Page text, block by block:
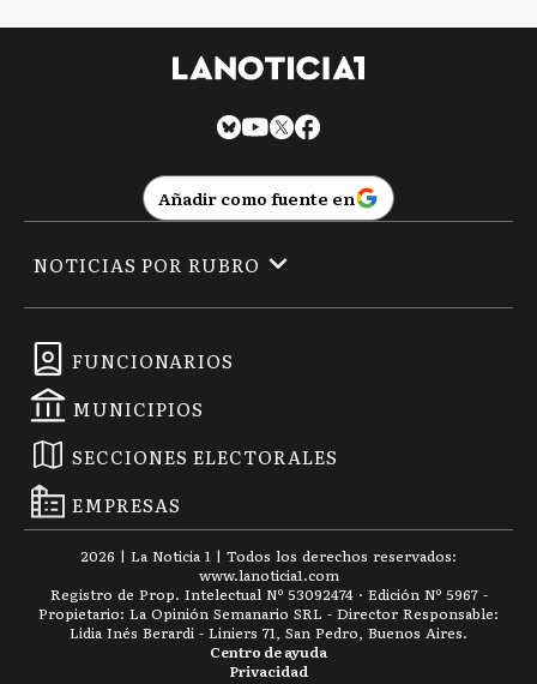
Añadir como fuente en
FUNCIONARIOS
MUNICIPIOS
SECCIONES ELECTORALES
EMPRESAS
NOTICIAS POR RUBRO
2026 | La Noticia 1 | Todos los derechos reservados:
www.lanoticia1.com
Registro de Prop. Intelectual Nº 53092474 · Edición Nº 5967 -
Propietario: La Opinión Semanario SRL - Director Responsable:
Lidia Inés Berardi - Liniers 71, San Pedro, Buenos Aires.
Privacidad
Centro de ayuda